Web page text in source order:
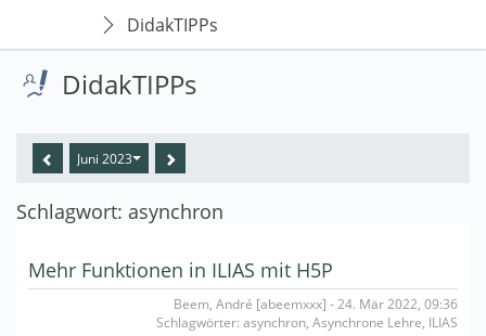
DidakTIPPs
DidakTIPPs
Juni 2023
Schlagwort: asynchron
Mehr Funktionen in ILIAS mit H5P
Beem, André [abeemxxx] - 24. Mär 2022, 09:36
Schlagwörter: asynchron, Asynchrone Lehre, ILIAS